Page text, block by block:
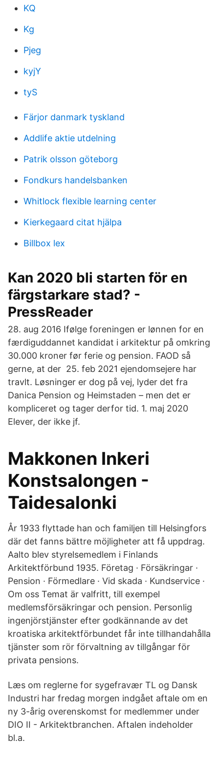
KQ
Kg
Pjeg
kyjY
tyS
Färjor danmark tyskland
Addlife aktie utdelning
Patrik olsson göteborg
Fondkurs handelsbanken
Whitlock flexible learning center
Kierkegaard citat hjälpa
Billbox lex
Kan 2020 bli starten för en
färgstarkare stad? -
PressReader
28. aug 2016 Ifølge foreningen er lønnen for en
færdiguddannet kandidat i arkitektur på omkring
30.000 kroner før ferie og pension. FAOD så
gerne, at der 25. feb 2021 ejendomsejere har
travlt. Løsninger er dog på vej, lyder det fra
Danica Pension og Heimstaden – men det er
kompliceret og tager derfor tid. 1. maj 2020
Elever, der ikke jf.
Makkonen Inkeri
Konstsalongen -
Taidesalonki
År 1933 flyttade han och familjen till Helsingfors
där det fanns bättre möjligheter att få uppdrag.
Aalto blev styrelsemedlem i Finlands
Arkitektförbund 1935. Företag · Försäkringar ·
Pension · Förmedlare · Vid skada · Kundservice ·
Om oss Temat är valfritt, till exempel
medlemsförsäkringar och pension. Personlig
ingenjörstjänster efter godkännande av det
kroatiska arkitektförbundet får inte tillhandahålla
tjänster som rör förvaltning av tillgångar för
privata pensions.
Læs om reglerne for sygefravær TL og Dansk
Industri har fredag morgen indgået aftale om en
ny 3-årig overenskomst for medlemmer under
DIO II - Arkitektbranchen. Aftalen indeholder
bl.a.